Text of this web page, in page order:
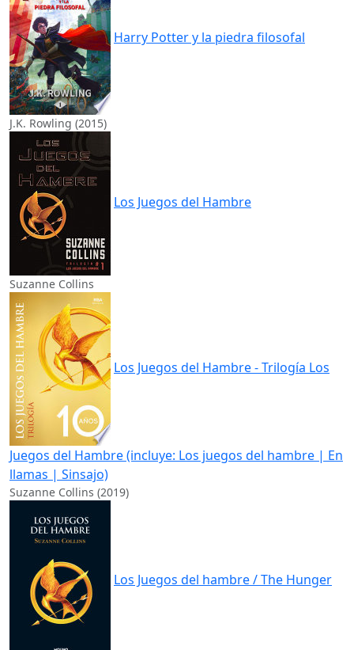
Harry Potter y la piedra filosofal
J.K. Rowling (2015)
Los Juegos del Hambre
Suzanne Collins
Los Juegos del Hambre - Trilogía Los
Juegos del Hambre (incluye: Los juegos del hambre | En
llamas | Sinsajo)
Suzanne Collins (2019)
Los Juegos del hambre / The Hunger